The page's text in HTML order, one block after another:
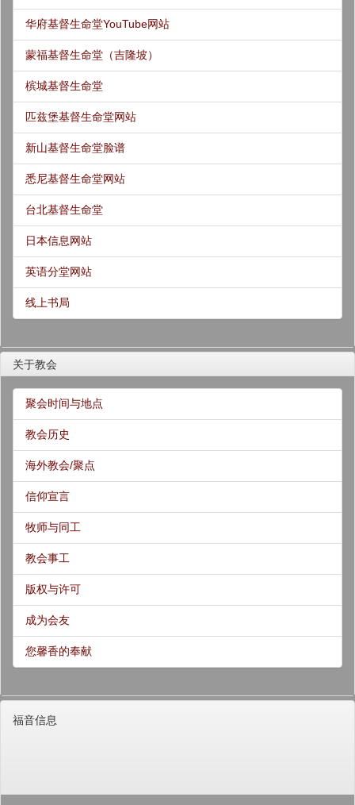
华府基督生命堂YouTube网站
蒙福基督生命堂（吉隆坡）
槟城基督生命堂
匹兹堡基督生命堂网站
新山基督生命堂脸谱
悉尼基督生命堂网站
台北基督生命堂
日本信息网站
英语分堂网站
线上书局
关于教会
聚会时间与地点
教会历史
海外教会/聚点
信仰宣言
牧师与同工
教会事工
版权与许可
成为会友
您馨香的奉献
福音信息